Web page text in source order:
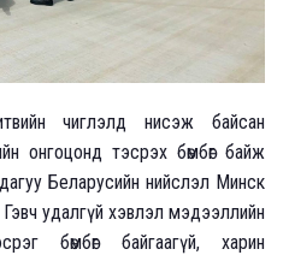
чиглэлд нисэж байсан
онгоцонд тэсрэх бөмбөг байж
Беларусийн нийслэл Минск
удалгүй хэвлэл мэдээллийн
бөмбөг байгаагүй, харин